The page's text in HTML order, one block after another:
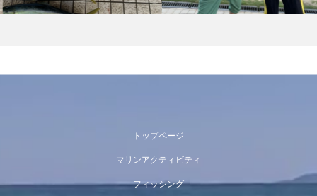
トップページ
マリンアクティビティ
フィッシング